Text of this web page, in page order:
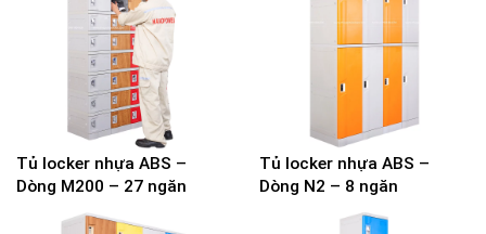
Tủ locker nhựa ABS –
Dòng M200 – 27 ngăn
Tủ locker nhựa ABS –
Dòng N2 – 8 ngăn